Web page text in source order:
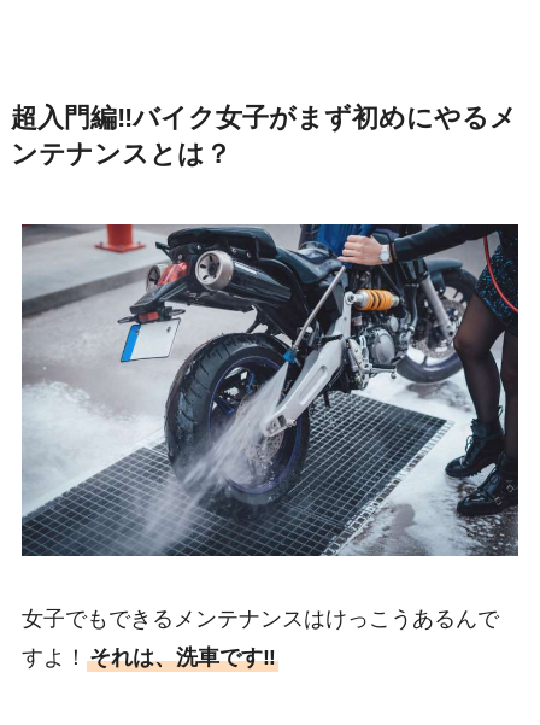
超入門編‼バイク女子がまず初めにやるメ
ンテナンスとは？
女子でもできるメンテナンスはけっこうあるんで
すよ！ それは、洗車です‼